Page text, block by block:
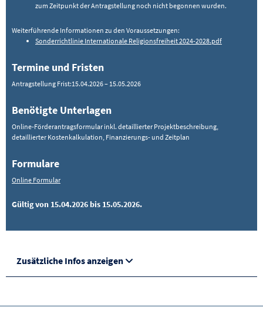
zum Zeitpunkt der Antragstellung noch nicht begonnen wurden.
Weiterführende Informationen zu den Voraussetzungen:
Sonderrichtlinie Internationale Religionsfreiheit 2024-2028.pdf
Termine und Fristen
Antragstellung Frist:15.04.2026 – 15.05.2026
Benötigte Unterlagen
Online-Förderantragsformular inkl. detaillierter Projektbeschreibung,
detaillierter Kostenkalkulation, Finanzierungs- und Zeitplan
Formulare
Online Formular
Gültig von 15.04.2026 bis 15.05.2026.
Zusätzliche Infos anzeigen